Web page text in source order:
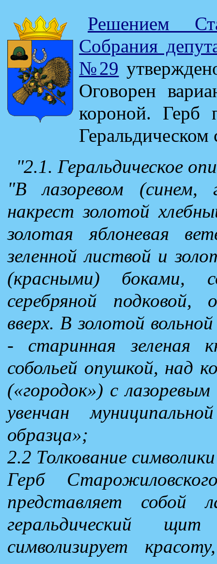
Решением
Собрания
№29
Оговорен
короной. Герб
Геральдическом
"2.1. Геральдическое
"В лазоревом (синем,
накрест золотой
золотая яблоневая
зеленной листвой и
(красными) боками,
серебряной
вверх. В золотой
- старинная зеленая
собольей опушкой, над
(«городок») с
увенчан
образца»;
2.2 Толкование
Герб
представляет собой
геральдический
символизирует